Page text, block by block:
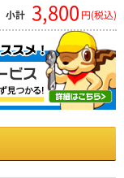
小計 3,800 円(税込)